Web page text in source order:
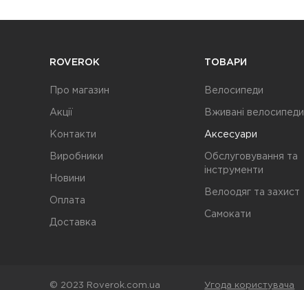
ROVEROK
Про магазин
Акції
Контакти
Виробники
Новини
Оплата
Доставка
ТОВАРИ
Велосипеди
Вживані велосипеди
Аксесуари
Обслуговування та
інструменти
Велоодяг та захист
Самокати
© 2023 Roverok.com.ua Угода користувача